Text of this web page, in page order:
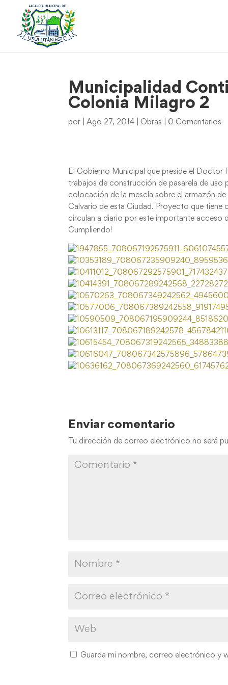
Municipalidad
Colonia Milagro 2
por |Ago 27, 2014 Obras 0 Comentarios
El Gobierno Municipal que preside el
trabajos de construcción de pasarela de uso
colocación de la mescla sobre el armazón
Calvario de esta Ciudad. Proyecto que tiene
circulan a diario por este importante acceso
Cumpliendo!
Enviar comentario
Tu dirección de correo electrónico no será
Guarda mi nombre, correo electrónico y